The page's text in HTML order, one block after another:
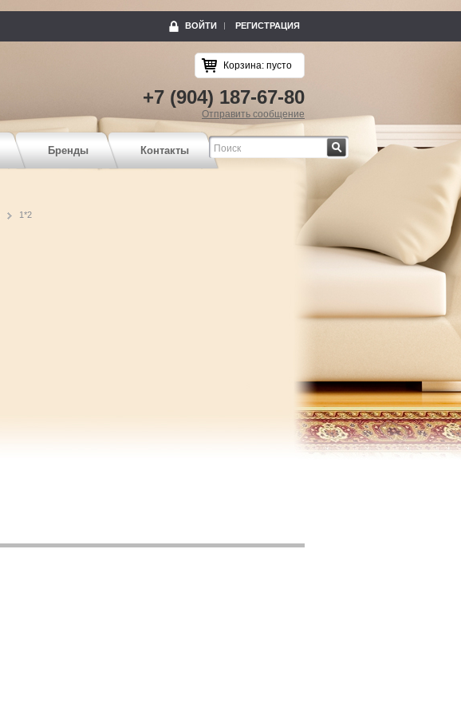
ВОЙТИ РЕГИСТРАЦИЯ
Корзина: пусто
+7 (904) 187-67-80
Отправить сообщение
Бренды Контакты
1*2